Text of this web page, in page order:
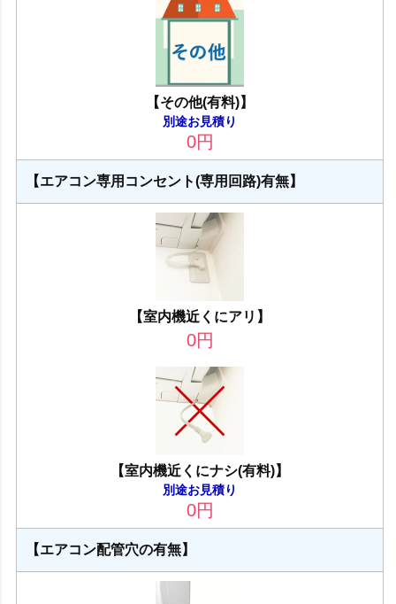
【その他(有料)】
別途お見積り
0円
【エアコン専用コンセント(専用回路)有無】
【室内機近くにアリ】
0円
【室内機近くにナシ(有料)】
別途お見積り
0円
【エアコン配管穴の有無】